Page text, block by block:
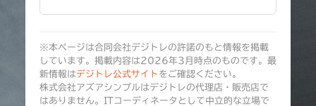
※本ページは合同会社デジトレの許諾のもと情報を掲載
しています。掲載内容は2026年3月時点のものです。最
新情報はデジトレ公式サイト をご確認ください。
株式会社アズアシンプルはデジトレの代理店・販売店で
はありません。ITコーディネータとして中立的な立場で